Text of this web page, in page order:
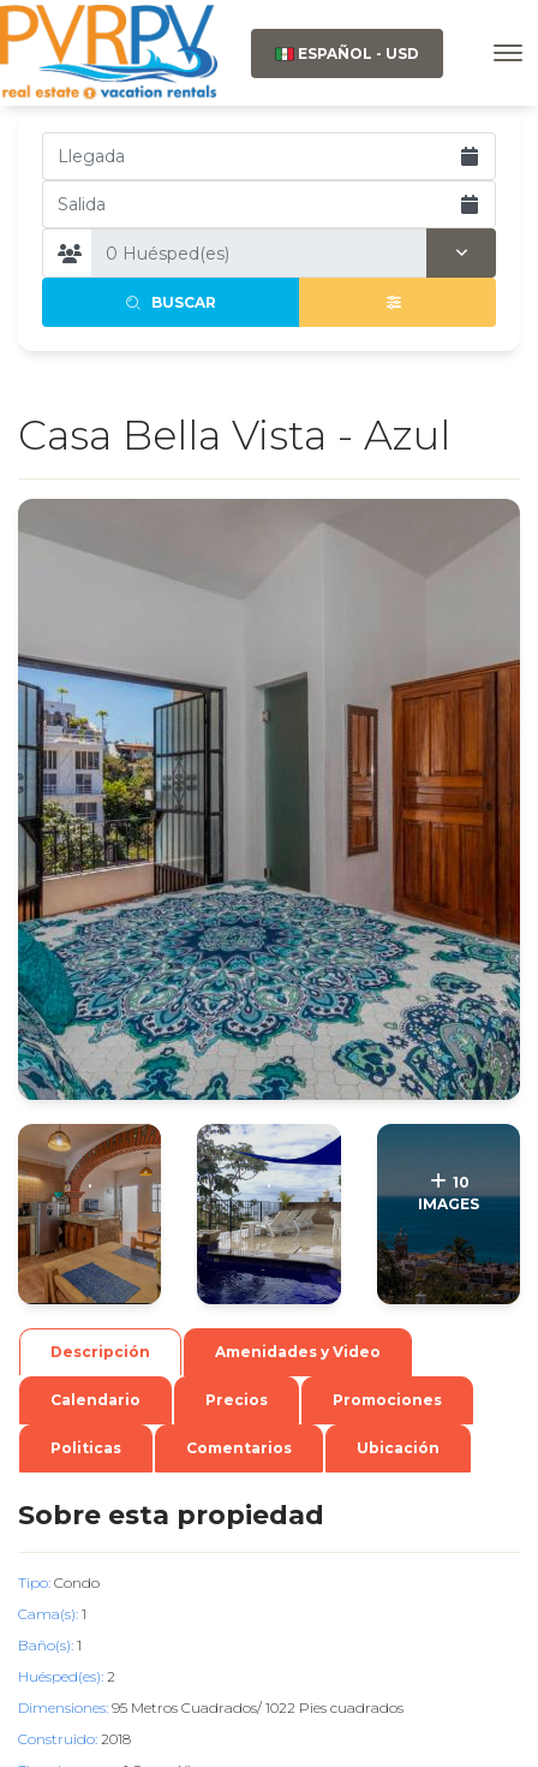
ESPAÑOL - USD
BUSCAR
Casa Bella Vista - Azul
. .
10
IMAGES
Descripción Amenidades y Video
Calendario Precios Promociones
Politicas Comentarios Ubicación
Sobre esta propiedad
Tipo: Condo
Cama(s): 1
Baño(s): 1
Huésped(es): 2
Dimensiones: 95 Metros Cuadrados/ 1022 Pies cuadrados
Construido: 2018